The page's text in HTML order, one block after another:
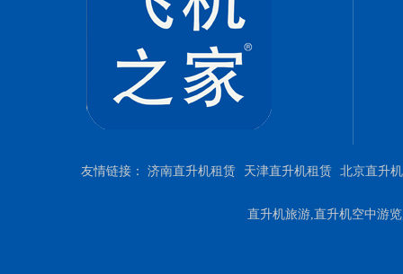
友情链接： 济南直升机租赁 天津直升机租赁 北京直升
直升机旅游,直升机空中游